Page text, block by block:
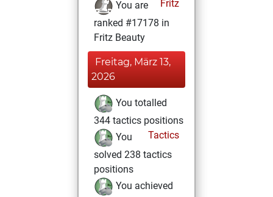
Fritz
You are
ranked #17178 in
Fritz Beauty
Freitag, März 13,
2026
You totalled
344 tactics positions
Tactics
You
solved 238 tactics
positions
You achieved